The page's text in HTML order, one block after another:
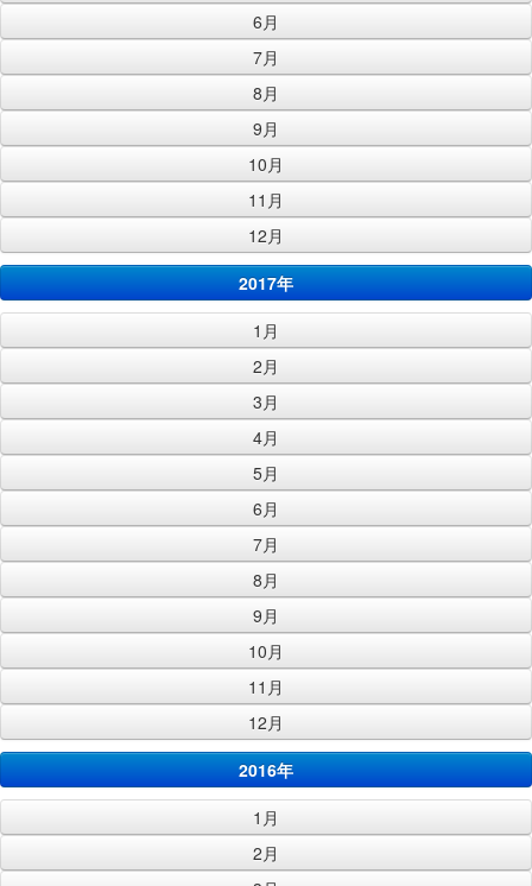
6月
7月
8月
9月
10月
11月
12月
2017年
1月
2月
3月
4月
5月
6月
7月
8月
9月
10月
11月
12月
2016年
1月
2月